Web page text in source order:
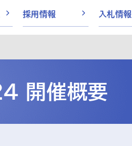
採用情報 入札情報
開催概要